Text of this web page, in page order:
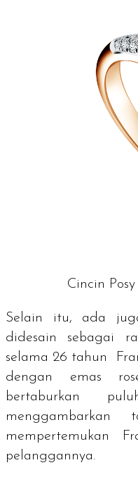
Cincin
Selain itu, ada
didesain sebagai
selama 26 tahun
dengan emas
bertaburkan
menggambarkan
mempertemukan
pelanggannya.